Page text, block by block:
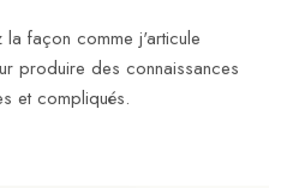
façon comme j'articule
produire des connaissances
et compliqués.